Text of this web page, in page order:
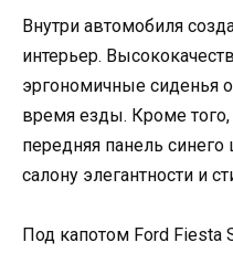
Внутри автомобиля
интерьер.
эргономичные сиденья
время езды. Кроме того,
передняя панель синего
салону элегантности и
Под капотом Ford Fiesta